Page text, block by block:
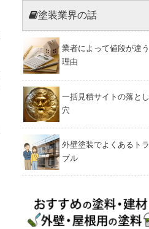
塗装業界の話
業者によって値段が違う
理由
一括見積サイトの落とし
穴
外壁塗装でよくあるトラ
ブル